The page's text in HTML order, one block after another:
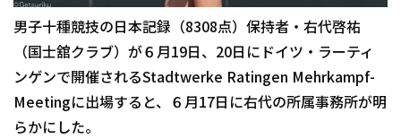
男子十種競技の日本記録（8308点）保持者・右代啓祐
（国士舘クラブ）が６月19日、20日にドイツ・ラーティ
ンゲンで開催されるStadtwerke Ratingen Mehrkampf-
Meetingに出場すると、６月17日に右代の所属事務所が明
らかにした。